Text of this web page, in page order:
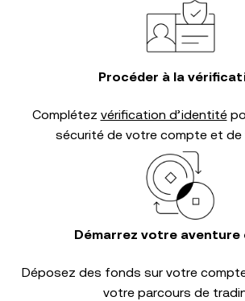
Procéder à la
Complétez vérification d’identité
sécurité de votre compte et
Démarrez votre
Déposez des fonds sur votre
votre parcours de